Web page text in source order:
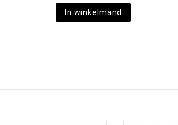
In winkelmand